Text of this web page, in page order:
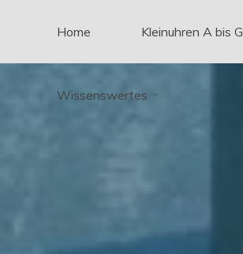
Home Kleinuhren A bis G
Wissenswertes